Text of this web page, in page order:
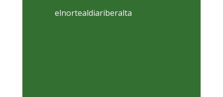
elnortealdiariberalta